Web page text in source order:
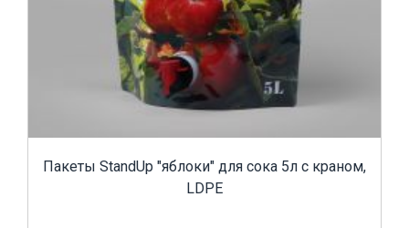
Пакеты StandUp "яблоки" для сока 5л с краном,
LDPE